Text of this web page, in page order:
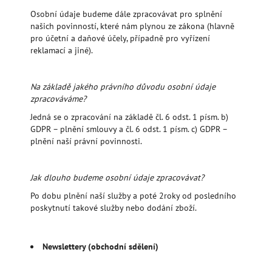
Osobní údaje budeme dále zpracovávat pro splnění
našich povinností, které nám plynou ze zákona (hlavně
pro účetní a daňové účely, případně pro vyřízení
reklamací a jiné).
Na základě jakého právního důvodu osobní údaje
zpracováváme?
Jedná se o zpracování na základě čl. 6 odst. 1 písm. b)
GDPR – plnění smlouvy a čl. 6 odst. 1 písm. c) GDPR –
plnění naší právní povinnosti.
Jak dlouho budeme osobní údaje zpracovávat?
Po dobu plnění naší služby a poté 2roky od posledního
poskytnutí takové služby nebo dodání zboží.
Newslettery (obchodní sdělení)